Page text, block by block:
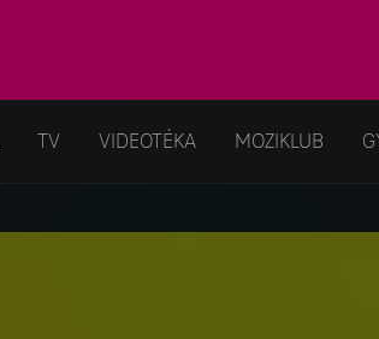
TV VIDEOTÉKA MOZIKLUB